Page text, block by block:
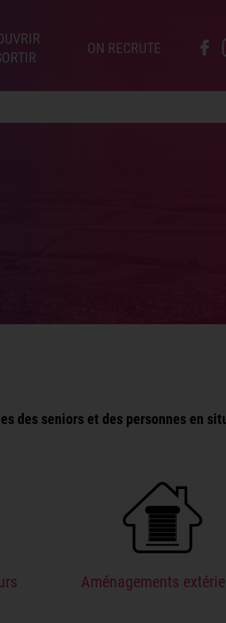
ON RECRUTE
des seniors et des personnes en
Aménagements